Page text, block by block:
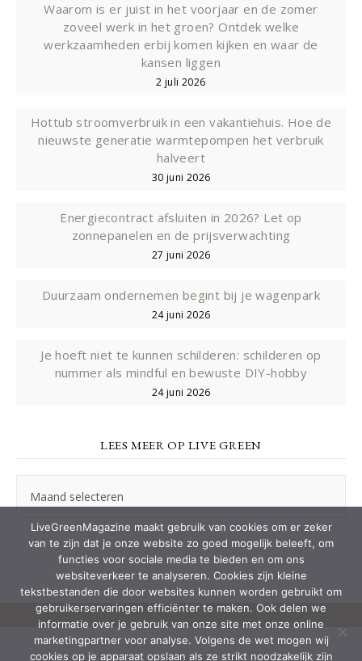
Waarom is er juist in het voorjaar en de zomer
zoveel werk in het groen? Ontdek welke
werkzaamheden erbij komen kijken en waar de
kansen liggen
2 juli 2026
Hottub stroomverbruik in een vakantiehuis. Hoe de
nieuwste generatie warmtepompen het verbruik
halveert
30 juni 2026
Energiecontract afsluiten in 2026? Let op
zonnepanelen en de prijsverwachting
27 juni 2026
Duurzaam ondernemen begint bij je wagenpark
24 juni 2026
Je hoeft niet te kunnen schilderen: schilderen op
nummer als mindful en bewuste DIY-hobby
24 juni 2026
LEES MEER OP LIVE GREEN
meer
LiveGreenMagazine maakt gebruik van cookies om er zeker
van te zijn dat je onze website zo goed mogelijk beleeft, om
functies voor sociale media te bieden en om ons
websiteverkeer te analyseren. Cookies zijn kleine
tekstbestanden die door websites kunnen worden gebruikt om
gebruikerservaringen efficiënter te maken. Ook delen we
informatie over je gebruik van onze site met onze online
marketingpartner voor analyse. Volgens de wet mogen wij
cookies op je apparaat opslaan als ze strikt noodzakelijk zijn